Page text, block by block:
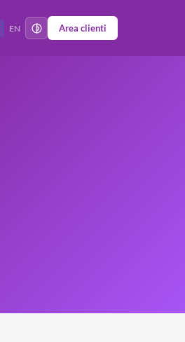
EN Area clienti